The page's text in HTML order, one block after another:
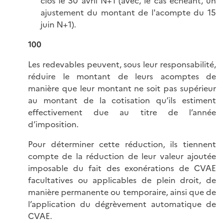
ajustement du montant de l'acompte du 15
juin N+1).
100
Les redevables peuvent, sous leur responsabilité,
réduire le montant de leurs acomptes de
manière que leur montant ne soit pas supérieur
au montant de la cotisation qu’ils estiment
effectivement due au titre de l’année
d’imposition.
Pour déterminer cette réduction, ils tiennent
compte de la réduction de leur valeur ajoutée
imposable du fait des exonérations de CVAE
facultatives ou applicables de plein droit, de
manière permanente ou temporaire, ainsi que de
l’application du dégrèvement automatique de
CVAE.